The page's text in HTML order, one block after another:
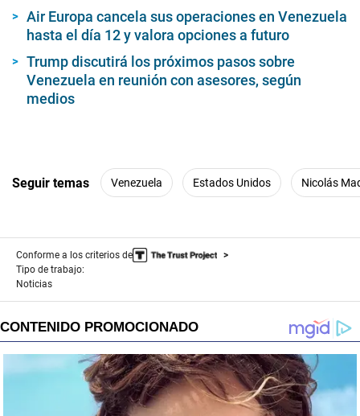
Air Europa cancela sus operaciones en Venezuela
hasta el día 12 y valora opciones a futuro
Trump discutirá los próximos pasos sobre
Venezuela en reunión con asesores, según
medios
Seguir temas Venezuela Estados Unidos Nicolás
Conforme a los criterios de
Tipo de trabajo:
Noticias